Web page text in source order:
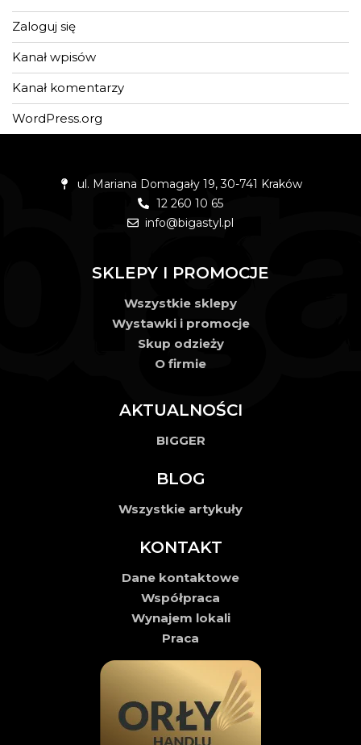
Zaloguj się
Kanał wpisów
Kanał komentarzy
WordPress.org
Język
ul. Mariana Domagały 19, 30-741 Kraków
12 260 10 65
info@bigastyl.pl
SKLEPY I PROMOCJE
Wszystkie sklepy
Wystawki i promocje
Skup odzieży
O firmie
AKTUALNOŚCI
BIGGER
BLOG
Wszystkie artykuły
KONTAKT
Dane kontaktowe
Współpraca
Wynajem lokali
Praca